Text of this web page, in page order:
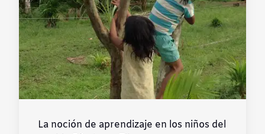
La noción de aprendizaje en los niños del